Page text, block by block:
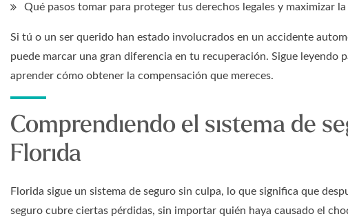
Qué pasos tomar para proteger tus derechos legales y maximizar
Si tú o un ser querido han estado involucrados en un accidente
puede marcar una gran diferencia en tu recuperación. Sigue leyendo
aprender cómo obtener la compensación que mereces.
Comprendiendo el sistema de
Florida
Florida sigue un sistema de seguro sin culpa, lo que significa que
seguro cubre ciertas pérdidas, sin importar quién haya causado el